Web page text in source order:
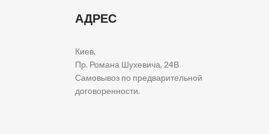
АДРЕС
Киев,
Пр. Романа Шухевича, 24В
Самовывоз по предварительной
договоренности.